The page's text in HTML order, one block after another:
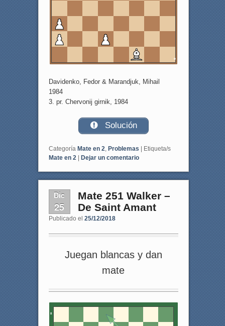
f
Davidenko, Fedor & Marandjuk, Mihail
1984
3. pr. Chervonij girnik, 1984
Solución
Categoría Mate en 2 Problemas | Etiqueta/s
Mate en 2 | Dejar un comentario
Dic
25
Mate 251 Walker –
De Saint Amant
Publicado el 25/12/2018
Juegan blancas y dan
mate
8